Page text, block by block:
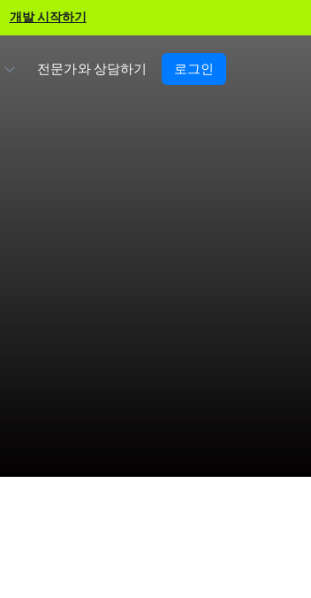
개발 시작하기
전문가와 상담하기 로그인